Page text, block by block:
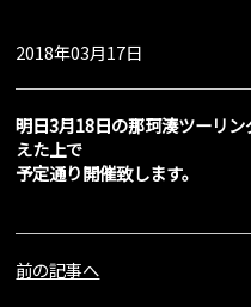
2018年03月17日
明日3月18日の那珂湊ツーリ
えた上で
予定通り開催致します。
前の記事へ